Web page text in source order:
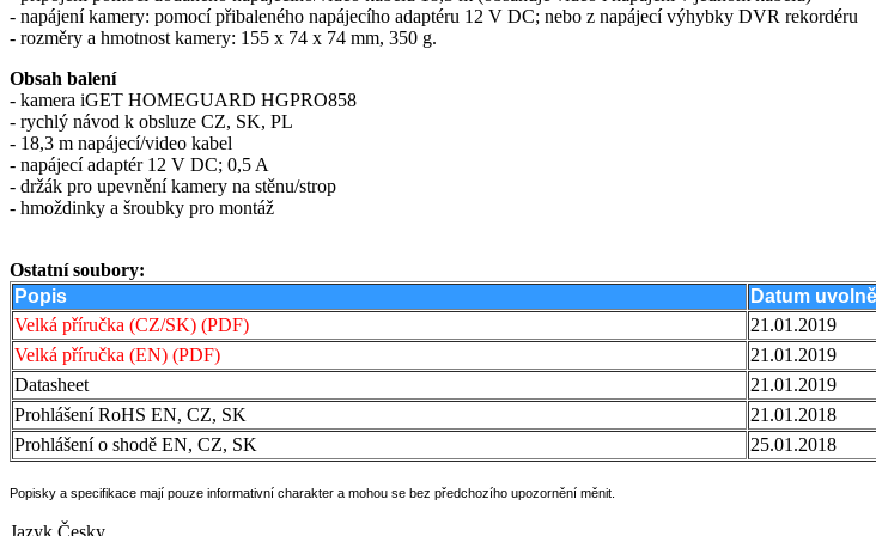
- napájení kamery: pomocí přibaleného napájecího adaptéru 12 V DC; nebo z napájecí výhybky DVR rekordéru
- rozměry a hmotnost kamery: 155 x 74 x 74 mm, 350 g.
Obsah balení
- kamera iGET HOMEGUARD HGPRO858
- rychlý návod k obsluze CZ, SK, PL
- 18,3 m napájecí/video kabel
- napájecí adaptér 12 V DC; 0,5 A
- držák pro upevnění kamery na stěnu/strop
- hmoždinky a šroubky pro montáž
Ostatní soubory:
Popis
Datum
Velká příručka (CZ/SK) (PDF)
21.01.2019
Velká příručka (EN) (PDF)
21.01.2019
Datasheet
21.01.2019
Prohlášení RoHS EN, CZ, SK
21.01.2018
Prohlášení o shodě EN, CZ, SK
25.01.2018
Popisky a specifikace mají pouze informativní charakter a mohou se bez předchozího upozornění měnit.
Jazyk Česky